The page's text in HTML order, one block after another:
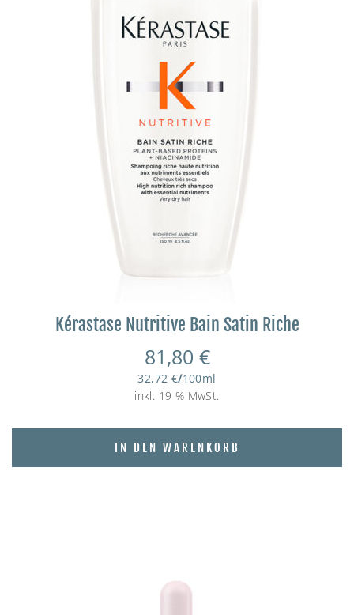
Kérastase Nutritive Bain Satin Riche
81,80 €
32,72 €/100ml
inkl. 19 % MwSt.
IN DEN WARENKORB